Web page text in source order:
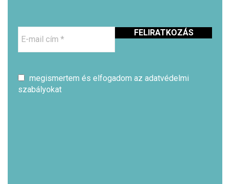
mail
megismertem és elfogadom az adatvédelmi
szabályokat